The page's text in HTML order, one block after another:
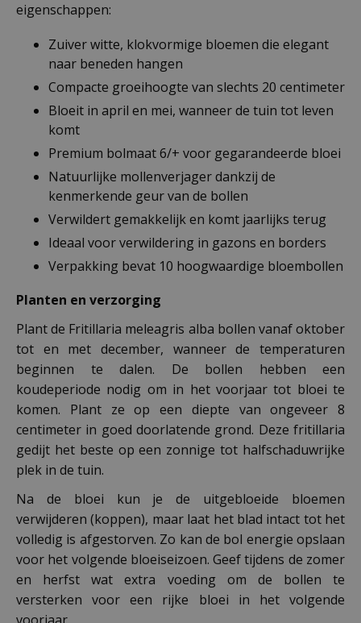
eigenschappen:
Zuiver witte, klokvormige bloemen die elegant
naar beneden hangen
Compacte groeihoogte van slechts 20 centimeter
Bloeit in april en mei, wanneer de tuin tot leven
komt
Premium bolmaat 6/+ voor gegarandeerde bloei
Natuurlijke mollenverjager dankzij de
kenmerkende geur van de bollen
Verwildert gemakkelijk en komt jaarlijks terug
Ideaal voor verwildering in gazons en borders
Verpakking bevat 10 hoogwaardige bloembollen
Planten en verzorging
Plant de Fritillaria meleagris alba bollen vanaf oktober
tot en met december, wanneer de temperaturen
beginnen te dalen. De bollen hebben een
koudeperiode nodig om in het voorjaar tot bloei te
komen. Plant ze op een diepte van ongeveer 8
centimeter in goed doorlatende grond. Deze fritillaria
gedijt het beste op een zonnige tot halfschaduwrijke
plek in de tuin.
Na de bloei kun je de uitgebloeide bloemen
verwijderen (koppen), maar laat het blad intact tot het
volledig is afgestorven. Zo kan de bol energie opslaan
voor het volgende bloeiseizoen. Geef tijdens de zomer
en herfst wat extra voeding om de bollen te
versterken voor een rijke bloei in het volgende